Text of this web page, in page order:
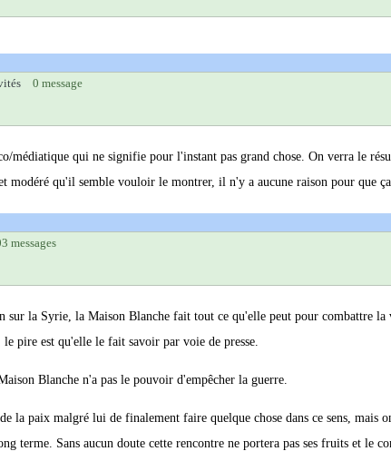
0 message
médiatique qui ne signifie pour l'instant pas grand chose. On verra le
modéré qu'il semble vouloir le montrer, il n'y a aucune raison pour que
messages
sur la Syrie, la Maison Blanche fait tout ce qu'elle peut pour combattre
pire est qu'elle le fait savoir par voie de presse.
Blanche n'a pas le pouvoir d'empêcher la guerre.
la paix malgré lui de finalement faire quelque chose dans ce sens, mais
terme. Sans aucun doute cette rencontre ne portera pas ses fruits et le